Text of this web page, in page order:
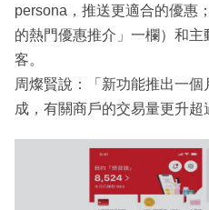
persona，推送更適合的優惠
的熱門優惠推介」一欄）和
客。
周燦賢說：「新功能推出一
成，有關商戶的交易量更升超